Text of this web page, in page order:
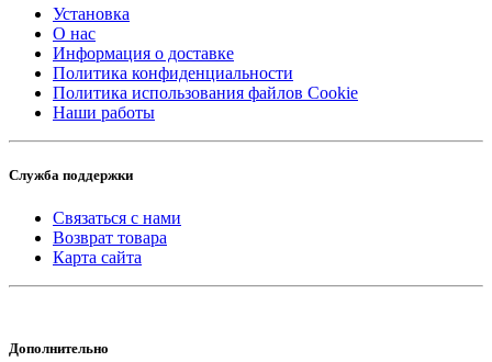
Установка
О нас
Информация о доставке
Политика конфиденциальности
Политика использования файлов Cookie
Наши работы
Служба поддержки
Связаться с нами
Возврат товара
Карта сайта
Дополнительно